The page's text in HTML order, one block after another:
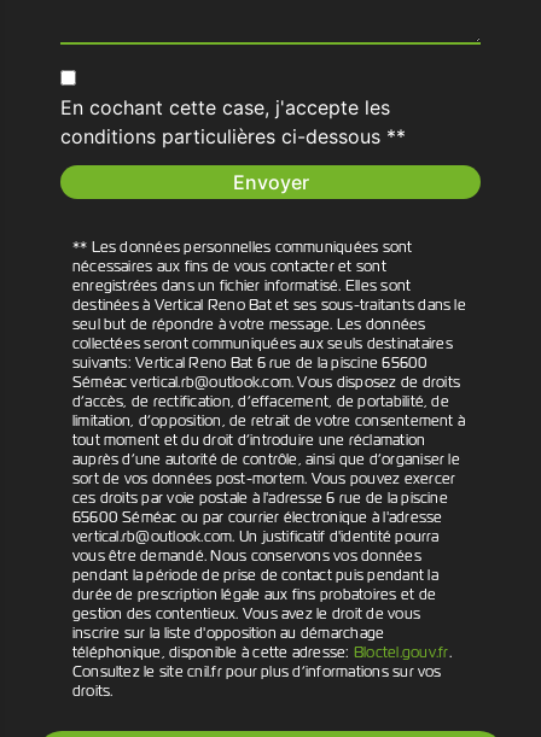
En cochant cette case, j'accepte les
conditions particulières ci-dessous **
Envoyer
** Les données personnelles communiquées sont
nécessaires aux fins de vous contacter et sont
enregistrées dans un fichier informatisé. Elles sont
destinées à Vertical Reno Bat et ses sous-traitants dans le
seul but de répondre à votre message. Les données
collectées seront communiquées aux seuls destinataires
suivants: Vertical Reno Bat 6 rue de la piscine 65600
Séméac vertical.rb@outlook.com. Vous disposez de droits
d’accès, de rectification, d’effacement, de portabilité, de
limitation, d’opposition, de retrait de votre consentement à
tout moment et du droit d’introduire une réclamation
auprès d’une autorité de contrôle, ainsi que d’organiser le
sort de vos données post-mortem. Vous pouvez exercer
ces droits par voie postale à l'adresse 6 rue de la piscine
65600 Séméac ou par courrier électronique à l'adresse
vertical.rb@outlook.com. Un justificatif d'identité pourra
vous être demandé. Nous conservons vos données
pendant la période de prise de contact puis pendant la
durée de prescription légale aux fins probatoires et de
gestion des contentieux. Vous avez le droit de vous
inscrire sur la liste d'opposition au démarchage
téléphonique, disponible à cette adresse: Bloctel.gouv.fr.
Consultez le site cnil.fr pour plus d’informations sur vos
droits.